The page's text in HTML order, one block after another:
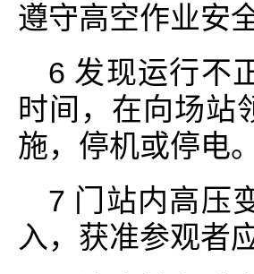
遵守高空作业安
6 发现运行不
时间，在向场站
施，停机或停电。
7 门站内高压
入，获准参观者